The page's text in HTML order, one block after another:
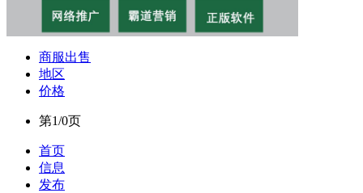
商服出售
地区
价格
第1/0页
首页
信息
发布